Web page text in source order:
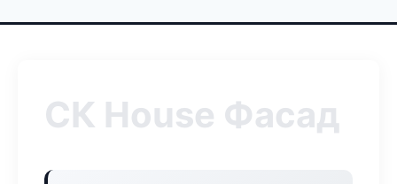
СК House Фасад